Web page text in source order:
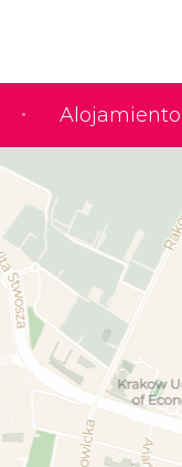
Alojamiento